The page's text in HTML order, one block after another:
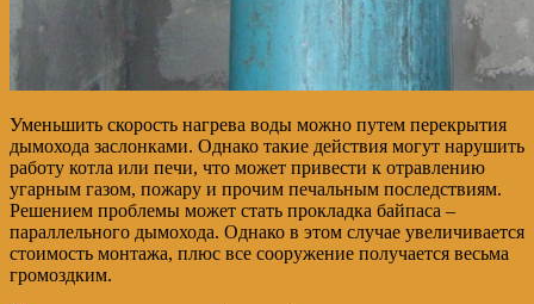
Уменьшить скорость нагрева воды можно путем перекрытия
дымохода заслонками. Однако такие действия могут нарушить
работу котла или печи, что может привести к отравлению
угарным газом, пожару и прочим печальным последствиям.
Решением проблемы может стать прокладка байпаса –
параллельного дымохода. Однако в этом случае увеличивается
стоимость монтажа, плюс все сооружение получается весьма
громоздким.